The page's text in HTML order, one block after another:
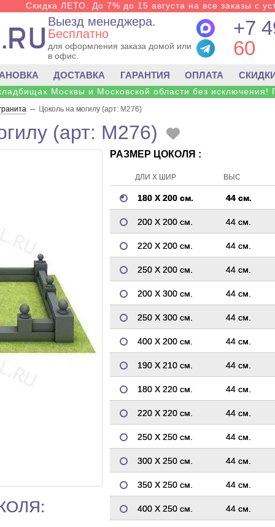
Скидка ЛЕТО. До 7% до 15 августа на все заказы с
Выезд менеджера.
Бесплатно
для оформления заказа домой или
в офис.
+7
60
ДОСТАВКА ГАРАНТИЯ ОПЛАТА
Москвы и Московской области без исключения!
-- Цоколь на могилу (арт: M276)
(арт: M276)
РАЗМЕР ЦОКОЛЯ :
ДЛИ Х ШИР ВЫС
180 Х 200 см. 44 см.
200 Х 200 см. 44 см.
220 Х 200 см. 44 см.
250 Х 200 см. 44 см.
200 Х 300 см. 44 см.
250 Х 300 см. 44 см.
400 Х 200 см. 44 см.
190 Х 210 см. 44 см.
180 Х 220 см. 44 см.
220 Х 220 см. 44 см.
250 Х 250 см. 44 см.
300 Х 250 см. 44 см.
350 Х 250 см. 44 см.
400 Х 250 см. 44 см.